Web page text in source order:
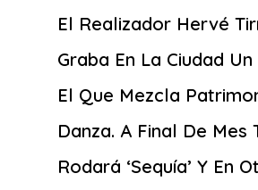
El Realizador Hervé
Graba En La Ciudad
El Que Mezcla
Danza. A Final De Mes
Rodará ‘Sequía’ Y En